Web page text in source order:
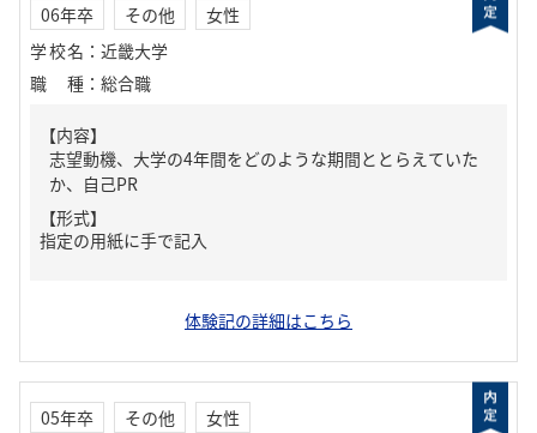
06年卒 その他
女性
学校名 ： 近畿大学
職種 ： 総合職
【内容】
志望動機、大学の4年間をどのような期間ととらえていた
か、自己PR
【形式】
指定の用紙に手で記入
体験記の詳細はこちら
05年卒 その他
女性